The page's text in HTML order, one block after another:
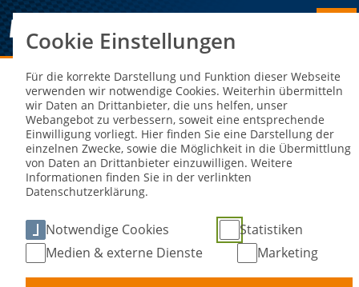
Sie sind hier: NEWS
Bundeseinheitliche
Landeskaderkriterien für den
Motorsport seit Jahresbeginn 2026
Cookie Einstellungen
Für die korrekte Darstellung und Funktion dieser Webseite
verwenden wir notwendige Cookies. Weiterhin übermitteln
wir Daten an Drittanbieter, die uns helfen, unser
Webangebot zu verbessern, soweit eine entsprechende
Einwilligung vorliegt. Hier finden Sie eine Darstellung der
einzelnen Zwecke, sowie die Möglichkeit in die Übermittlung
von Daten an Drittanbieter einzuwilligen. Weitere
Informationen finden Sie in der verlinkten
Datenschutzerklärung.
Notwendige Cookies
Statistiken
Medien & externe Dienste
Marketing